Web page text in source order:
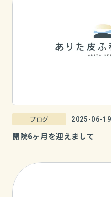
ブログ 2025-06-19
開院6ヶ月を迎えまして